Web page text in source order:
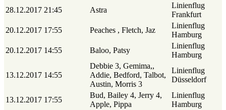
28.12.2017 21:45 Astra
Linienflug
Frankfurt
20.12.2017 17:55 Peaches , Fletch, Jaz
Linienflug
Hamburg
20.12.2017 14:55 Baloo, Patsy
Linienflug
Hamburg
13.12.2017 14:55
Debbie 3, Gemima,,
Addie, Bedford, Talbot,
Austin, Morris 3
Linienflug
Düsseldorf
13.12.2017 17:55
Bud, Bailey 4, Jerry 4,
Apple, Pippa
Linienflug
Hamburg